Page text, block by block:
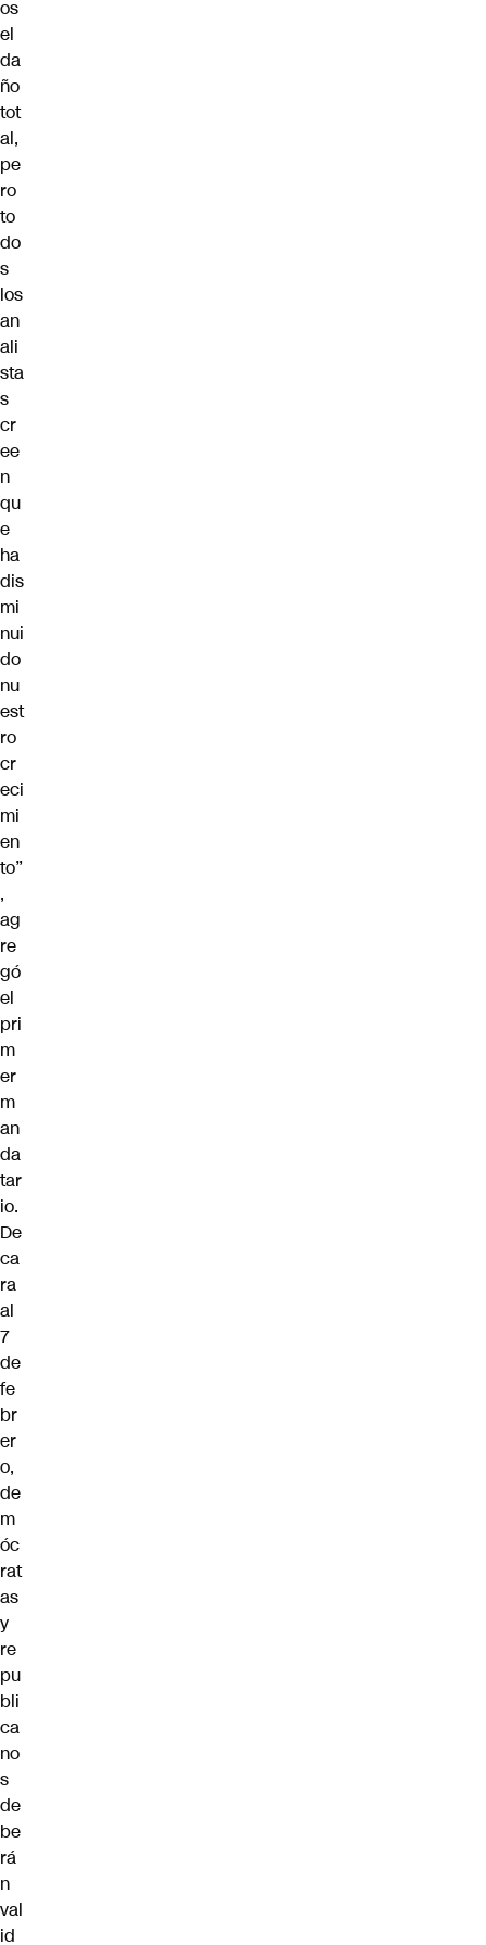
os
el
da
ño
tot
al,
pe
ro
to
do
s
los
an
ali
sta
s
cr
ee
n
qu
e
ha
dis
mi
nui
do
nu
est
ro
cr
eci
mi
en
to”
,
ag
re
gó
el
pri
m
er
m
an
da
tar
io.
De
ca
ra
al
7
de
fe
br
er
o,
de
m
óc
rat
as
y
re
pu
bli
ca
no
s
de
be
rá
n
val
id